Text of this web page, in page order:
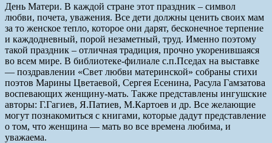
День Матери. В каждой стране этот праздник – символ
любви, почета, уважения. Все дети должны ценить своих мам
за то женское тепло, которое они дарят, бесконечное терпение
и каждодневный, порой незаметный, труд. Именно поэтому
такой праздник – отличная традиция, прочно укоренившаяся
во всем мире. В библиотеке-филиале с.п.Пседах на выставке
— поздравлении «Свет любви материнской» собраны стихи
поэтов Марины Цветаевой, Сергея Есенина, Расула Гамзатова
воспевающих женщину-мать. Также представлены ингушские
авторы: Г.Гагиев, Я.Патиев, М.Картоев и др. Все желающие
могут познакомиться с книгами, которые дадут представление
о том, что женщина — мать во все времена любима, и
уважаема.